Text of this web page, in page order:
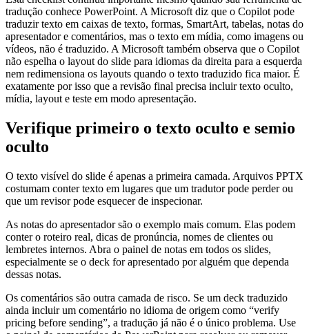
tradução conhece PowerPoint. A Microsoft diz que o Copilot pode
traduzir texto em caixas de texto, formas, SmartArt, tabelas, notas do
apresentador e comentários, mas o texto em mídia, como imagens ou
vídeos, não é traduzido. A Microsoft também observa que o Copilot
não espelha o layout do slide para idiomas da direita para a esquerda
nem redimensiona os layouts quando o texto traduzido fica maior. É
exatamente por isso que a revisão final precisa incluir texto oculto,
mídia, layout e teste em modo apresentação.
Verifique primeiro o texto oculto e semio
oculto
O texto visível do slide é apenas a primeira camada. Arquivos PPTX
costumam conter texto em lugares que um tradutor pode perder ou
que um revisor pode esquecer de inspecionar.
As notas do apresentador são o exemplo mais comum. Elas podem
conter o roteiro real, dicas de pronúncia, nomes de clientes ou
lembretes internos. Abra o painel de notas em todos os slides,
especialmente se o deck for apresentado por alguém que dependa
dessas notas.
Os comentários são outra camada de risco. Se um deck traduzido
ainda incluir um comentário no idioma de origem como “verify
pricing before sending”, a tradução já não é o único problema. Use